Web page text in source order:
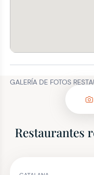
GALERÍA DE FOTOS
Restaurantes